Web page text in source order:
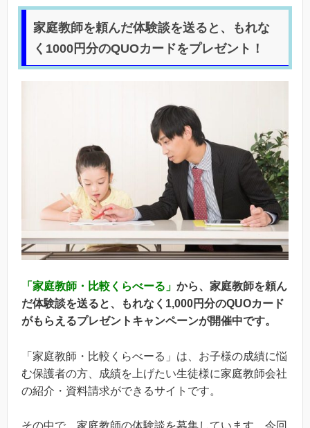
家庭教師を頼んだ体験談を送ると、もれな
く1000円分のQUOカードをプレゼント！
「家庭教師・比較くらべーる」 から、家庭教師を頼ん
だ体験談を送ると、もれなく1,000円分のQUOカード
がもらえるプレゼントキャンペーンが開催中です。
「家庭教師・比較くらべーる」は、お子様の成績に悩
む保護者の方、成績を上げたい生徒様に家庭教師会社
の紹介・資料請求ができるサイトです。